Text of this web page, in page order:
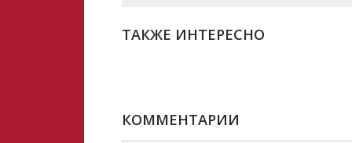
ТАКЖЕ ИНТЕРЕСНО
КОММЕНТАРИИ